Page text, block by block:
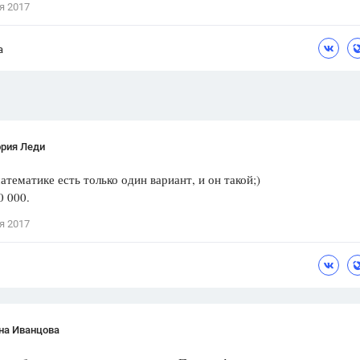
2017
Леди
есть только один вариант, и он такой;)
000.
2017
Иванцова